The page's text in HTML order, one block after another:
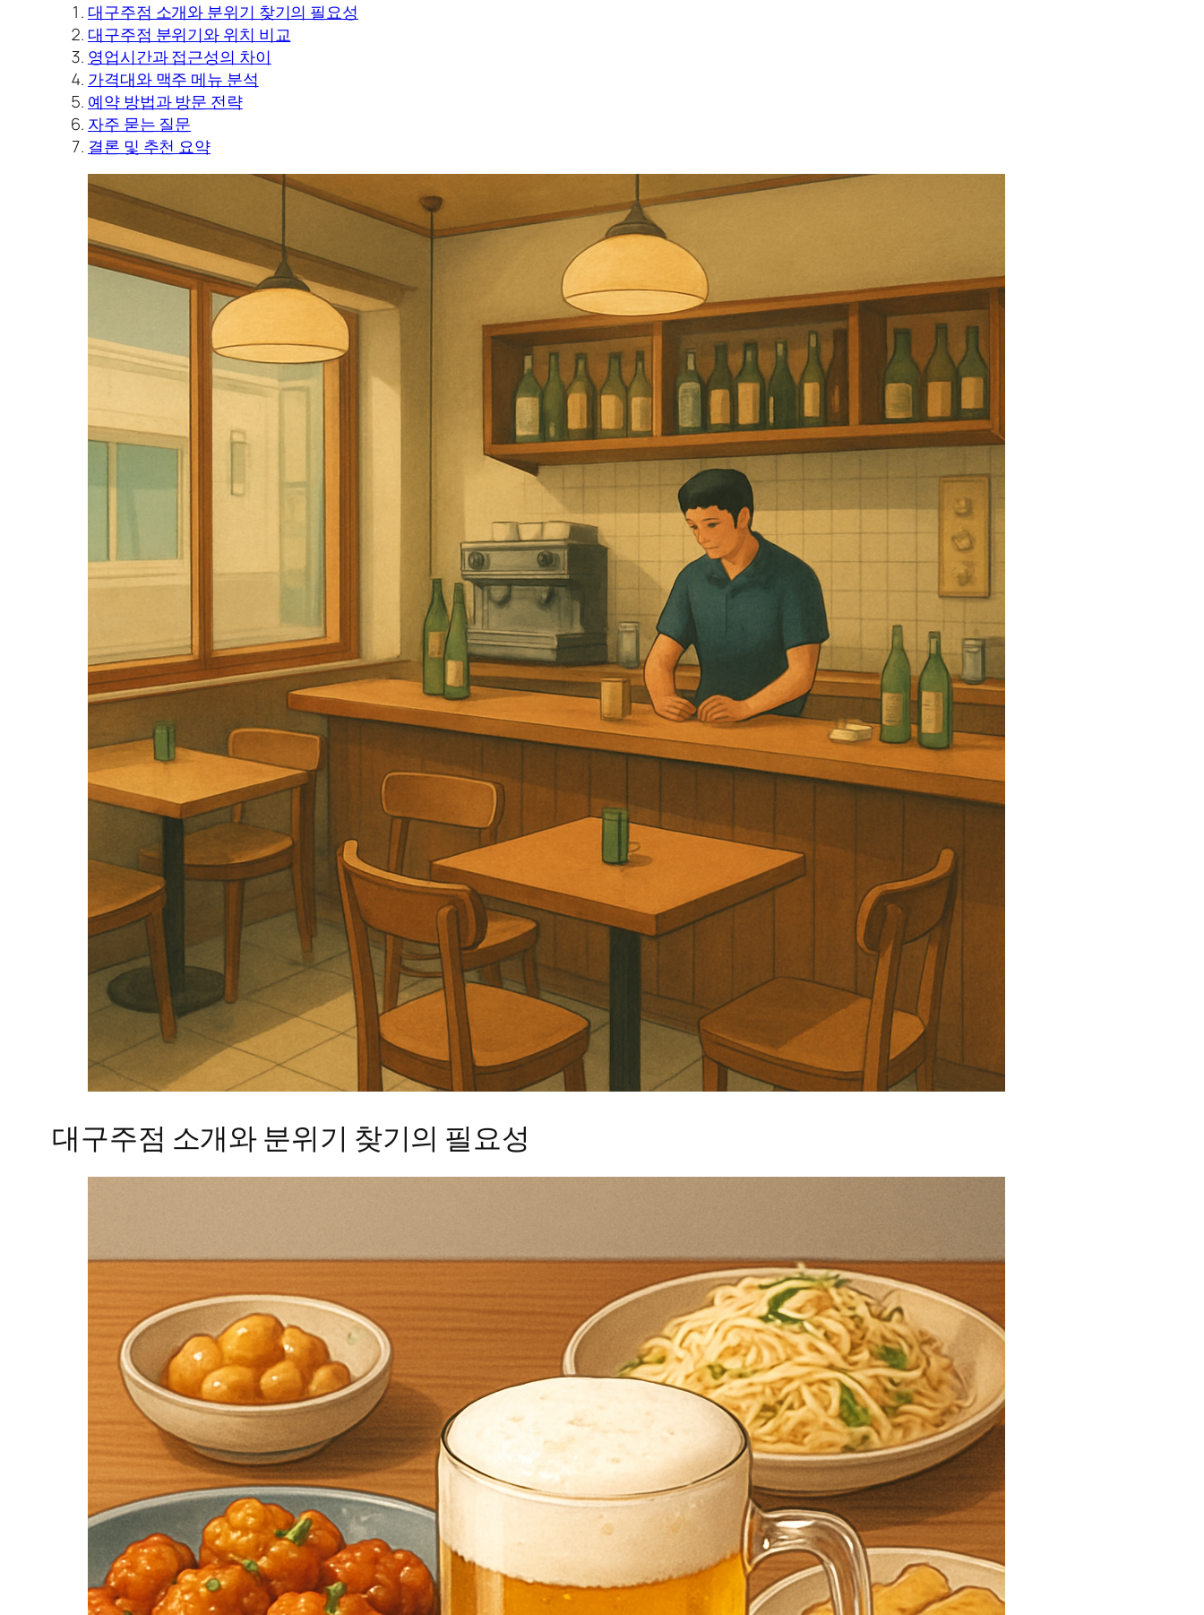
대구주점 소개와 분위기 찾기의 필요성
대구주점 분위기와 위치 비교
영업시간과 접근성의 차이
가격대와 맥주 메뉴 분석
예약 방법과 방문 전략
자주 묻는 질문
결론 및 추천 요약
대구주점 소개와 분위기 찾기의 필요성